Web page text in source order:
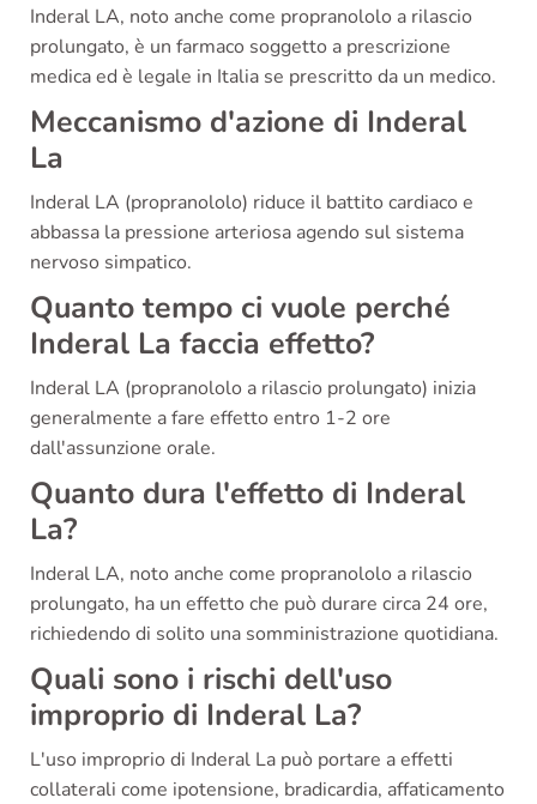
Inderal LA, noto anche come propranololo a rilascio
prolungato, è un farmaco soggetto a prescrizione
medica ed è legale in Italia se prescritto da un medico.
Meccanismo d'azione di Inderal
La
Inderal LA (propranololo) riduce il battito cardiaco e
abbassa la pressione arteriosa agendo sul sistema
nervoso simpatico.
Quanto tempo ci vuole perché
Inderal La faccia effetto?
Inderal LA (propranololo a rilascio prolungato) inizia
generalmente a fare effetto entro 1-2 ore
dall'assunzione orale.
Quanto dura l'effetto di Inderal
La?
Inderal LA, noto anche come propranololo a rilascio
prolungato, ha un effetto che può durare circa 24 ore,
richiedendo di solito una somministrazione quotidiana.
Quali sono i rischi dell'uso
improprio di Inderal La?
L'uso improprio di Inderal La può portare a effetti
collaterali come ipotensione, bradicardia, affaticamento